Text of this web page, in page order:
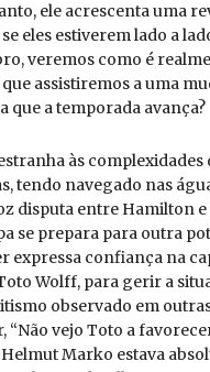
ele acrescenta uma
eles estiverem lado a
veremos como é
que assistiremos a uma
que a temporada avança?
às complexidades
tendo navegado nas
disputa entre Hamilton e
se prepara para outra
expressa confiança na
Wolff, para gerir a
observado em
“Não vejo Toto a
Marko estava